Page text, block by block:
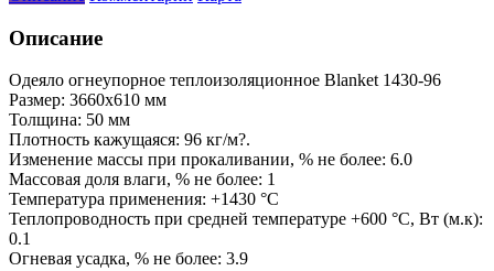
Описание
Одеяло огнеупорное теплоизоляционное Blanket 1430-96
Размер: 3660x610 мм
Толщина: 50 мм
Плотность кажущаяся: 96 кг/м?.
Изменение массы при прокаливании, % не более: 6.0
Массовая доля влаги, % не более: 1
Температура применения: +1430 °C
Теплопроводность при средней температуре +600 °C, Вт (м.к):
0.1
Огневая усадка, % не более: 3.9